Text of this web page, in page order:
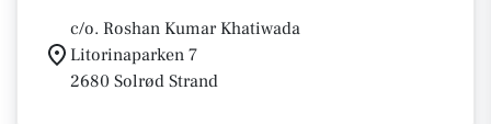
c/o. Roshan Kumar Khatiwada
Litorinaparken 7
2680 Solrød Strand